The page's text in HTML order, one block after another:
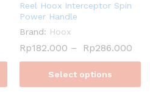
Reel Hoox Interceptor Spin
Power Handle
Brand: Hoox
Rp182.000 – Rp286.000
Select options